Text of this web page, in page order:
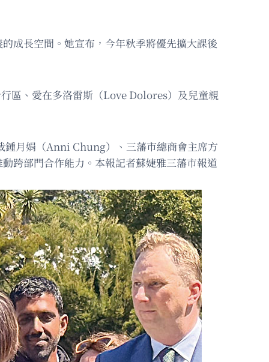
成長空間。她宣布，今年秋季將優先擴大課後
區、愛在多洛雷斯（Love Dolores）及兒童親
鍾月娟（Anni Chung）、三藩市總商會主席方
跨部門合作能力。本報記者蘇婕雅三藩市報道